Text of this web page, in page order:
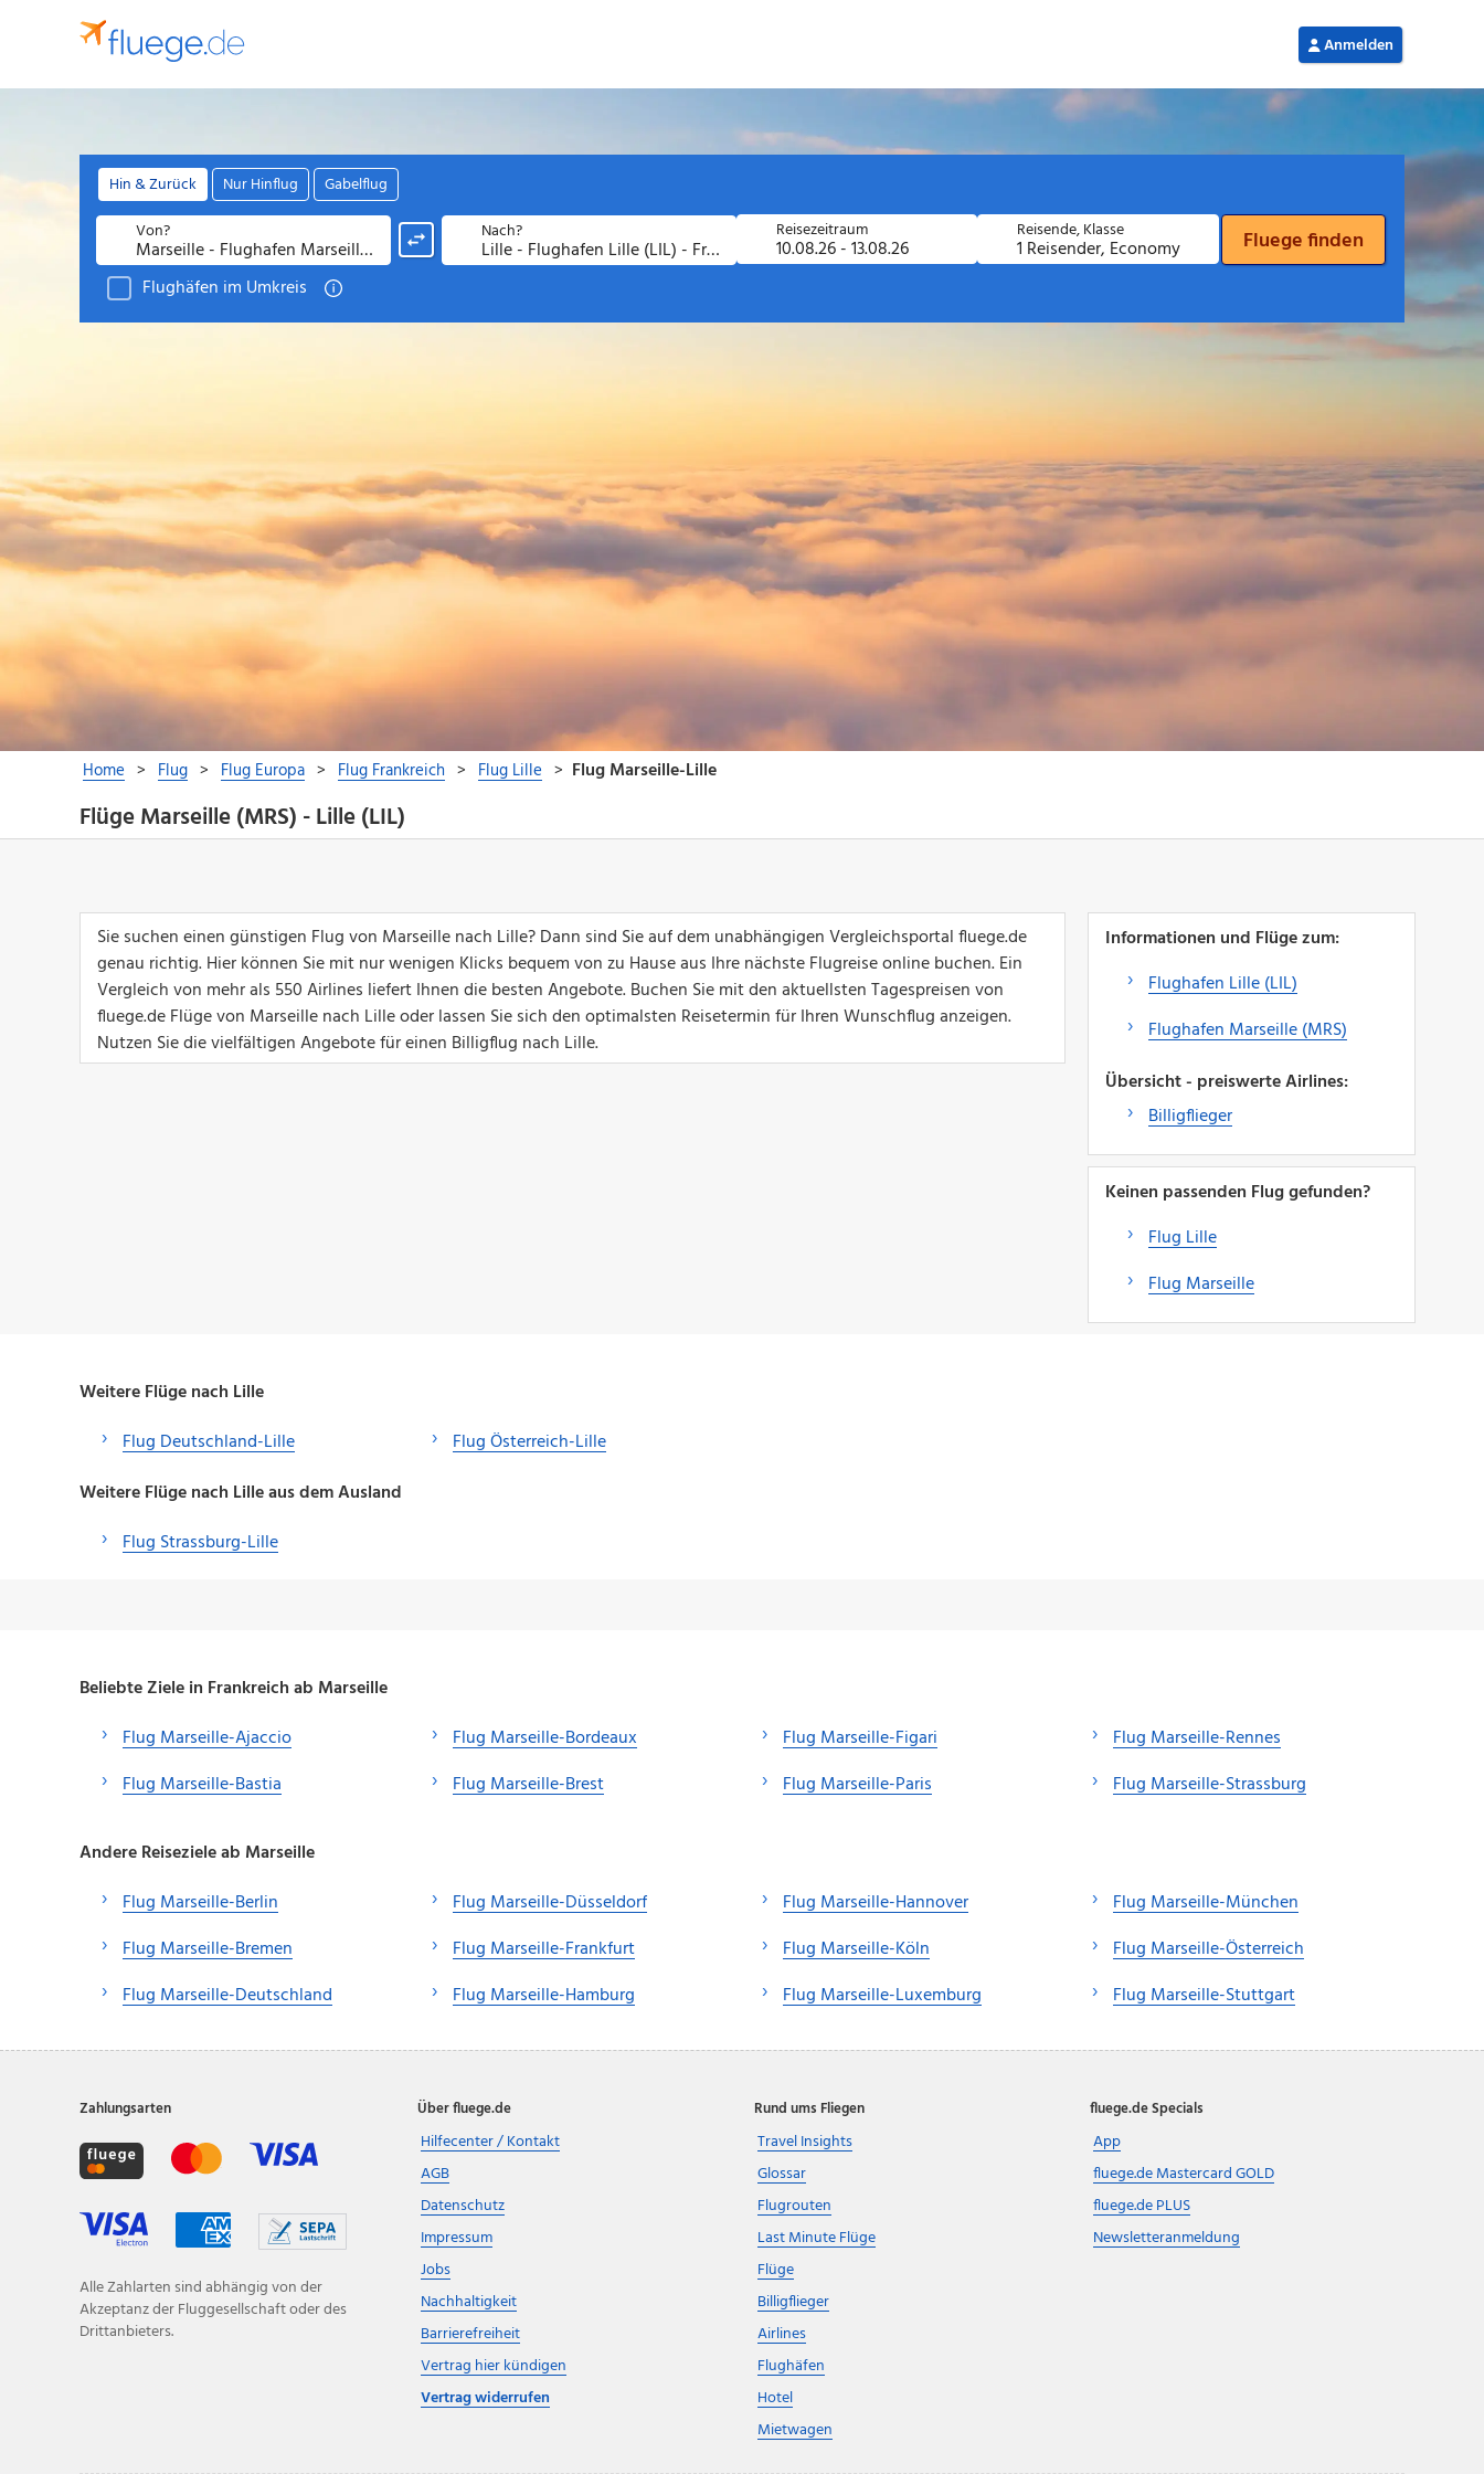
Flüge Marseille (MRS) - Lille (LIL)
Sie suchen einen günstigen Flug von Marseille nach Lille? Dann sind Sie auf dem unabhängigen Vergleichsportal fluege.de
genau richtig. Hier können Sie mit nur wenigen Klicks bequem von zu Hause aus Ihre nächste Flugreise online buchen. Ein
Vergleich von mehr als 550 Airlines liefert Ihnen die besten Angebote. Buchen Sie mit den aktuellsten Tagespreisen von
fluege.de Flüge von Marseille nach Lille oder lassen Sie sich den optimalsten Reisetermin für Ihren Wunschflug anzeigen.
Nutzen Sie die vielfältigen Angebote für einen Billigflug nach Lille.
Informationen und Flüge zum:
Flughafen Lille (LIL)
Flughafen Marseille (MRS)
Übersicht - preiswerte Airlines:
Billigflieger
Keinen passenden Flug gefunden?
Flug Lille
Flug Marseille
Weitere Flüge nach Lille
Flug Deutschland-Lille
Flug Österreich-Lille
Weitere Flüge nach Lille aus dem Ausland
Flug Strassburg-Lille
Beliebte Ziele in Frankreich ab Marseille
Flug Marseille-Ajaccio
Flug Marseille-Bastia
Flug Marseille-Bordeaux
Flug Marseille-Brest
Flug Marseille-Figari
Flug Marseille-Paris
Flug Marseille-Rennes
Flug Marseille-Strassburg
Andere Reiseziele ab Marseille
Flug Marseille-Berlin
Flug Marseille-Bremen
Flug Marseille-Deutschland
Flug Marseille-Düsseldorf
Flug Marseille-Frankfurt
Flug Marseille-Hamburg
Flug Marseille-Hannover
Flug Marseille-Köln
Flug Marseille-Luxemburg
Flug Marseille-München
Flug Marseille-Österreich
Flug Marseille-Stuttgart